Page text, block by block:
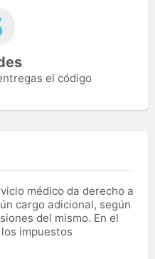
el código
médico da derecho a
cargo adicional, según
del mismo. En el
impuestos